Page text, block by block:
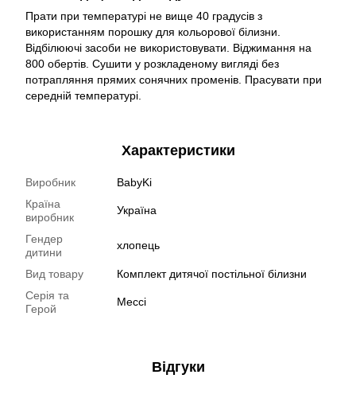
Прати при температурі не вище 40 градусів з
використанням порошку для кольорової білизни.
Відбілюючі засоби не використовувати. Віджимання на
800 обертів. Сушити у розкладеному вигляді без
потрапляння прямих сонячних променів. Прасувати при
середній температурі.
Характеристики
Виробник
BabyKi
Країна
виробник
Україна
Гендер
дитини
хлопець
Вид товару
Комплект дитячої постільної білизни
Серія та
Герой
Мессі
Відгуки